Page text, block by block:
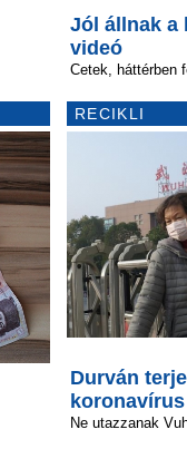
Jól állnak a
videó
Cetek, háttérben
RECIKLI
Durván
koronavírus
Ne utazzanak